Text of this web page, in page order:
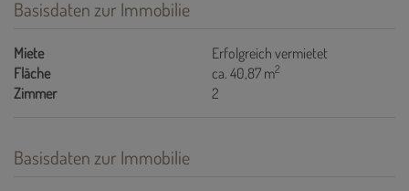
Basisdaten zur Immobilie
Miete
Erfolgreich vermietet
Fläche
ca. 40,87 m2
Zimmer 2
Basisdaten zur Immobilie